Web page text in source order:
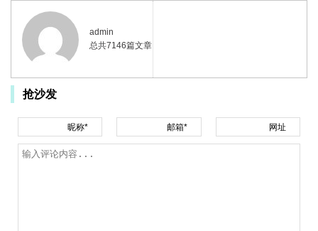
admin
总共7146篇文章
抢沙发
昵称* 邮箱* 网址